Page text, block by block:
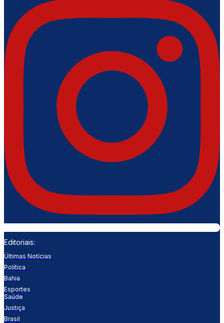
Editoriais:
Últimas Notícias
Política
Bahia
Esportes
Saúde
Justiça
Brasil